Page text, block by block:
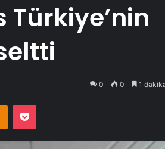
Türkiye’nin
0 0 1
Odnoklassniki
Pocket